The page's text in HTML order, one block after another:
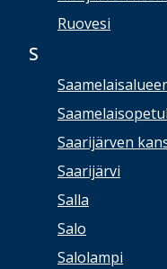
Ruovesi
S
Saarijärven
Saarijärvi
Salla
Salo
Salolampi